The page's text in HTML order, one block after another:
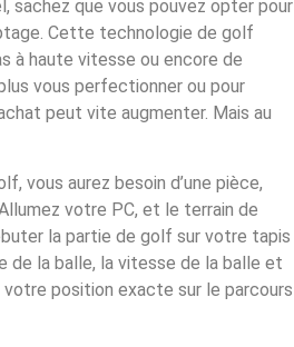
sachez que vous pouvez opter pour
Cette technologie de golf
à haute vitesse ou encore de
vous perfectionner ou pour
peut vite augmenter. Mais au
vous aurez besoin d’une pièce,
Allumez votre PC, et le terrain de
la partie de golf sur votre tapis
la balle, la vitesse de la balle et
position exacte sur le parcours